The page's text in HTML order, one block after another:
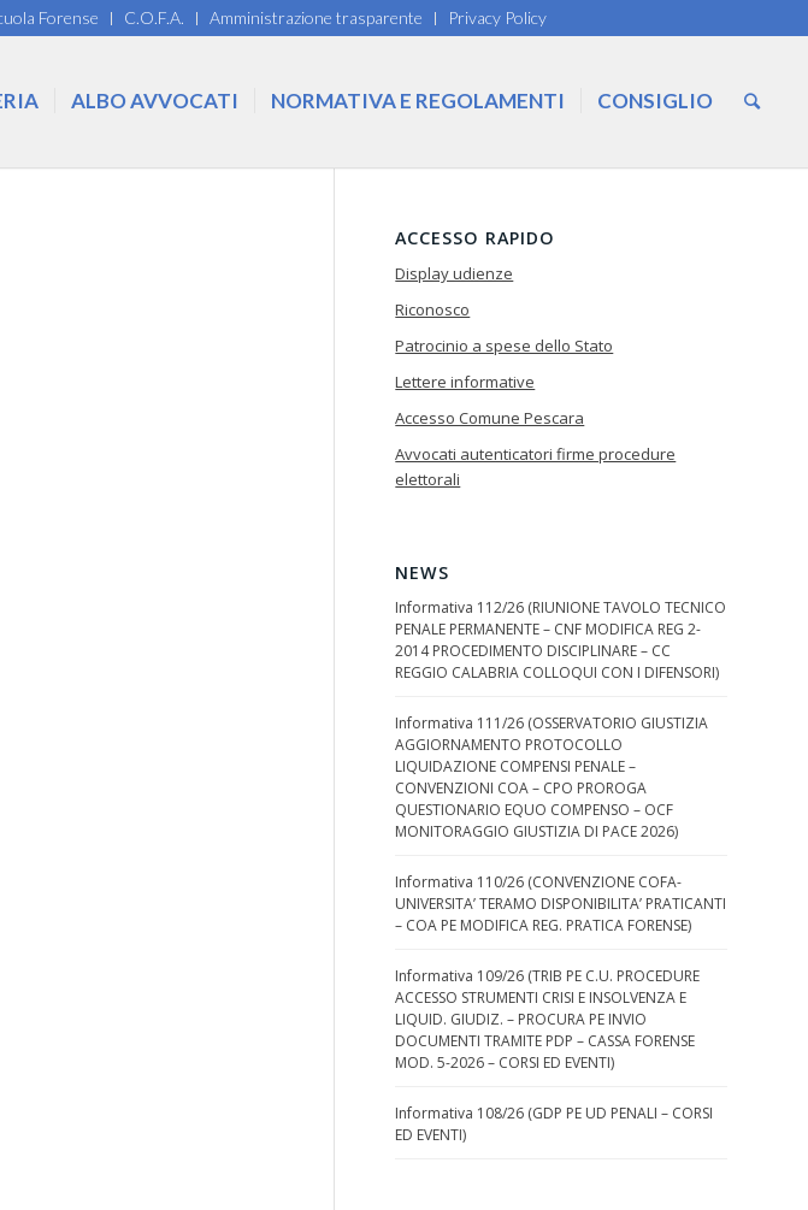
Forense C.O.F.A. Amministrazione trasparente Privacy Policy
ALBO AVVOCATI NORMATIVA E REGOLAMENTI CONSIGLIO
ACCESSO RAPIDO
Display udienze
Riconosco
Patrocinio a spese dello Stato
Lettere informative
Accesso Comune Pescara
Avvocati autenticatori firme procedure
elettorali
NEWS
Informativa 112/26 (RIUNIONE TAVOLO TECNICO
PENALE PERMANENTE – CNF MODIFICA REG 2-
2014 PROCEDIMENTO DISCIPLINARE – CC
REGGIO CALABRIA COLLOQUI CON I DIFENSORI)
Informativa 111/26 (OSSERVATORIO GIUSTIZIA
AGGIORNAMENTO PROTOCOLLO
LIQUIDAZIONE COMPENSI PENALE –
CONVENZIONI COA – CPO PROROGA
QUESTIONARIO EQUO COMPENSO – OCF
MONITORAGGIO GIUSTIZIA DI PACE 2026)
Informativa 110/26 (CONVENZIONE COFA-
UNIVERSITA’ TERAMO DISPONIBILITA’ PRATICANTI
– COA PE MODIFICA REG. PRATICA FORENSE)
Informativa 109/26 (TRIB PE C.U. PROCEDURE
ACCESSO STRUMENTI CRISI E INSOLVENZA E
LIQUID. GIUDIZ. – PROCURA PE INVIO
DOCUMENTI TRAMITE PDP – CASSA FORENSE
MOD. 5-2026 – CORSI ED EVENTI)
Informativa 108/26 (GDP PE UD PENALI – CORSI
ED EVENTI)